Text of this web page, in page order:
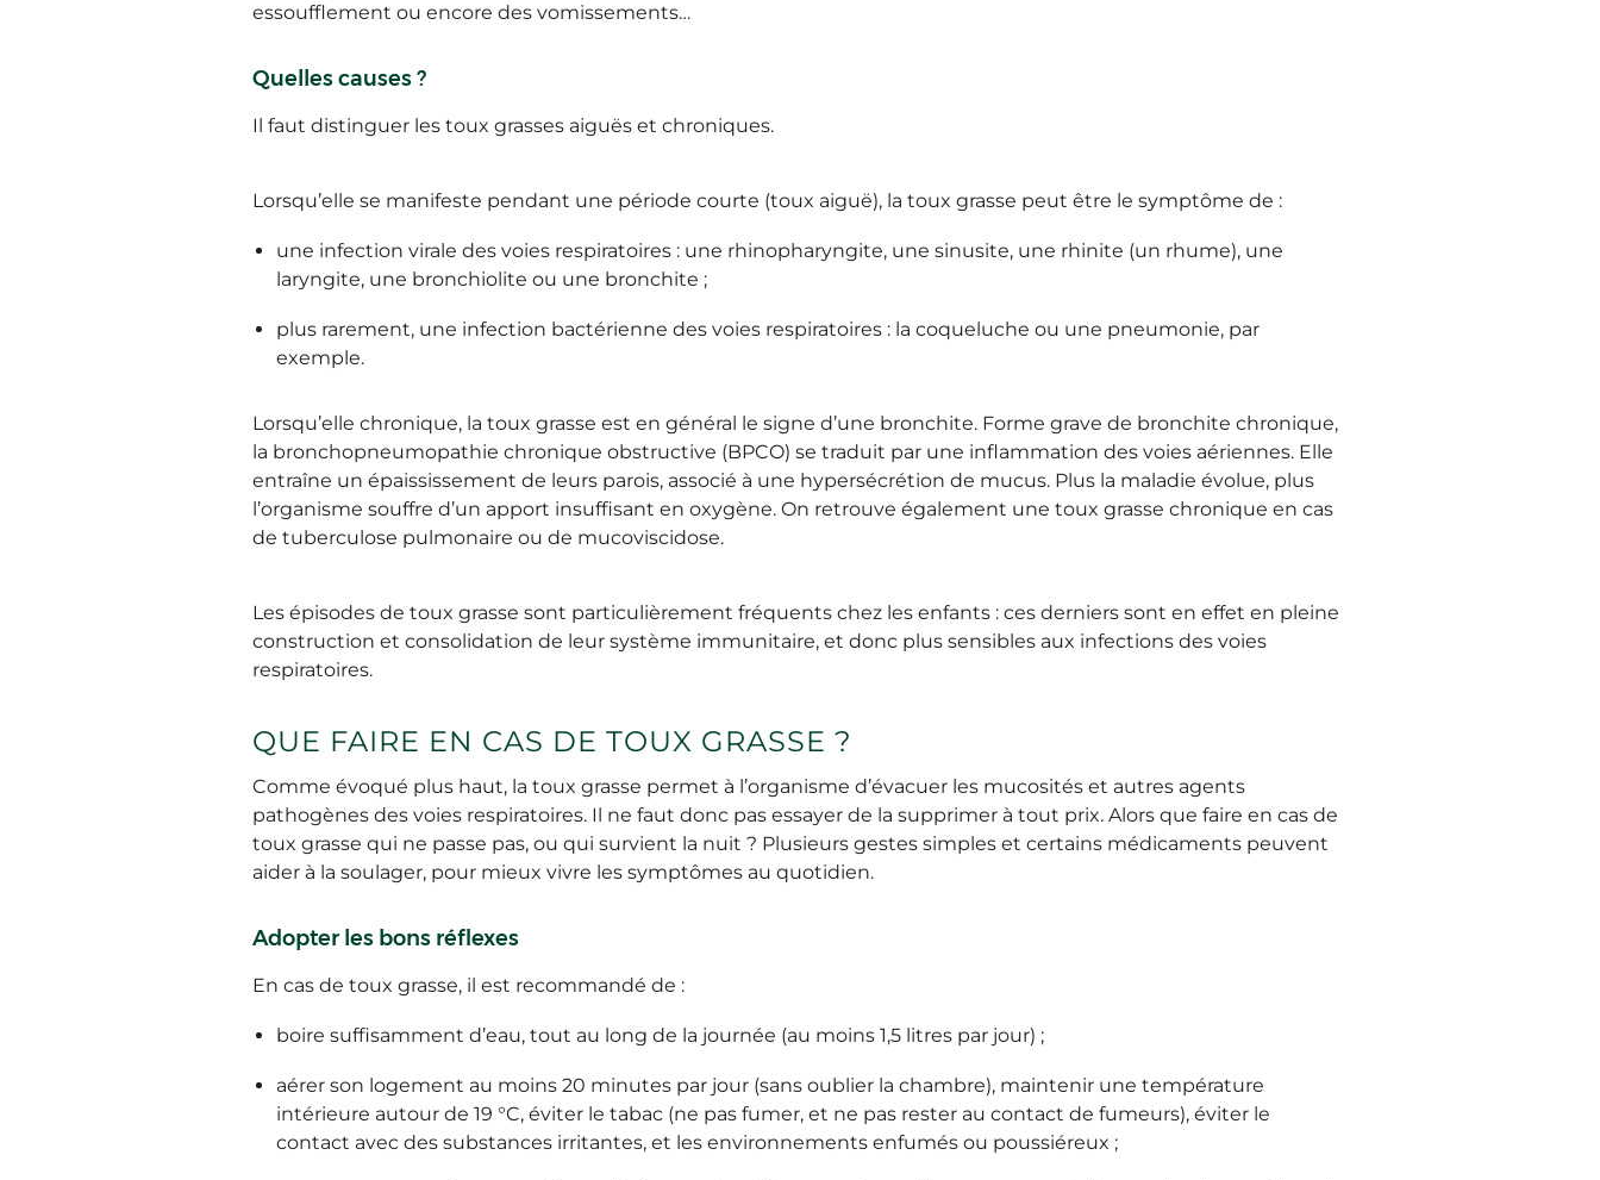
essoufflement ou encore des vomissements…
Quelles causes ?
Il faut distinguer les toux grasses aiguës et chroniques.
Lorsqu’elle se manifeste pendant une période courte (toux aiguë), la toux grasse peut être le symptôme de :
une infection virale des voies respiratoires : une rhinopharyngite, une sinusite, une rhinite (un rhume), une
laryngite, une bronchiolite ou une bronchite ;
plus rarement, une infection bactérienne des voies respiratoires : la coqueluche ou une pneumonie, par
exemple.
Lorsqu’elle chronique, la toux grasse est en général le signe d’une bronchite. Forme grave de bronchite chronique,
la bronchopneumopathie chronique obstructive (BPCO) se traduit par une inflammation des voies aériennes. Elle
entraîne un épaississement de leurs parois, associé à une hypersécrétion de mucus. Plus la maladie évolue, plus
l’organisme souffre d’un apport insuffisant en oxygène. On retrouve également une toux grasse chronique en cas
de tuberculose pulmonaire ou de mucoviscidose.
Les épisodes de toux grasse sont particulièrement fréquents chez les enfants : ces derniers sont en effet en pleine
construction et consolidation de leur système immunitaire, et donc plus sensibles aux infections des voies
respiratoires.
QUE FAIRE EN CAS DE TOUX GRASSE ?
Comme évoqué plus haut, la toux grasse permet à l’organisme d’évacuer les mucosités et autres agents
pathogènes des voies respiratoires. Il ne faut donc pas essayer de la supprimer à tout prix. Alors que faire en cas de
toux grasse qui ne passe pas, ou qui survient la nuit ? Plusieurs gestes simples et certains médicaments peuvent
aider à la soulager, pour mieux vivre les symptômes au quotidien.
Adopter les bons réflexes
En cas de toux grasse, il est recommandé de :
boire suffisamment d’eau, tout au long de la journée (au moins 1,5 litres par jour) ;
aérer son logement au moins 20 minutes par jour (sans oublier la chambre), maintenir une température
intérieure autour de 19 °C, éviter le tabac (ne pas fumer, et ne pas rester au contact de fumeurs), éviter le
contact avec des substances irritantes, et les environnements enfumés ou poussiéreux ;